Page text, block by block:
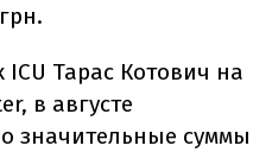
ICU Тарас Котович на
в августе
значительные суммы